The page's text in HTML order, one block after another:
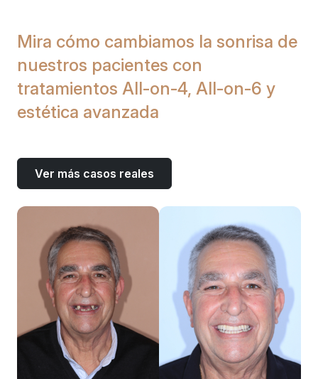
Mira cómo cambiamos la sonrisa de
nuestros pacientes con
tratamientos All-on-4, All-on-6 y
estética avanzada
Ver más casos reales